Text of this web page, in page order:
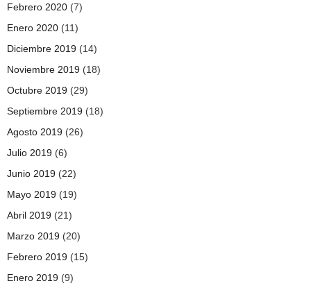
Febrero 2020 (7)
Enero 2020 (11)
Diciembre 2019 (14)
Noviembre 2019 (18)
Octubre 2019 (29)
Septiembre 2019 (18)
Agosto 2019 (26)
Julio 2019 (6)
Junio 2019 (22)
Mayo 2019 (19)
Abril 2019 (21)
Marzo 2019 (20)
Febrero 2019 (15)
Enero 2019 (9)